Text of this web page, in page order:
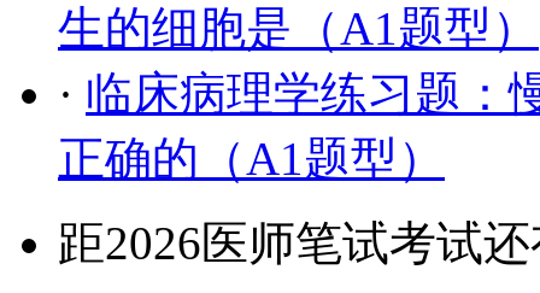
生的细胞是（A1题型）
· 临床病理学练习题：
正确的（A1题型）
距2026医师笔试考试